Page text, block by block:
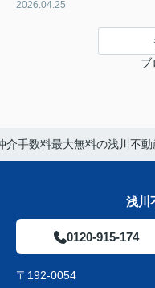
2026.04.25
ブ
介手数料最大無料の浅川不動
浅川
0120-915-174
〒192-0054